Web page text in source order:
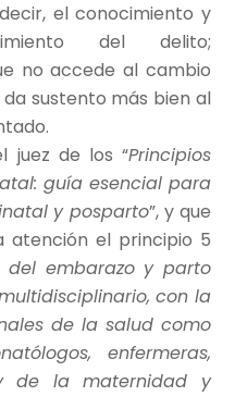
el conocimiento y
del delito;
no accede al cambio
sustento más bien al
juez de los “Principios
guía esencial para
y posparto”, y que
atención el principio 5
del embarazo y parto
con la
de la salud como
enfermeras,
de la maternidad y